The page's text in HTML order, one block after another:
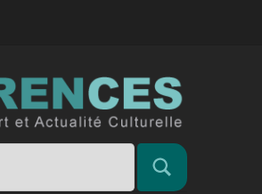
Rechercher